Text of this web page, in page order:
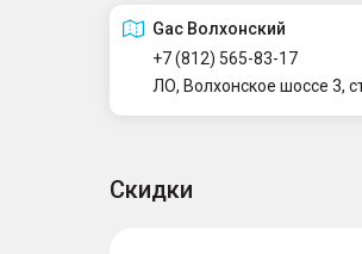
Gac Волхонский
+7 (812) 565-83-17
ЛО, Волхонское шоссе 3,
Скидки